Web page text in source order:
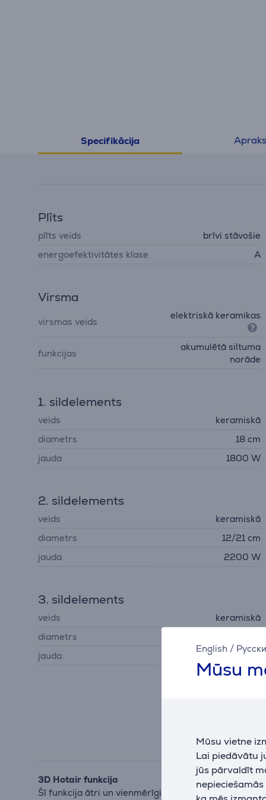
English /
Mūsu
Mūsu vietne
Lai piedāvātu
jūs pārvaldīt
Specifikācija
Plīts
plīts veids
brīvi stāvošie
energoefektivitātes klase
A
Virsma
virsmas veids
elektriskā keramikas
funkcijas
akumulētā siltuma
norāde
1. sildelements
veids
keramiskā
diametrs
18 cm
jauda
1800 W
2. sildelements
veids
keramiskā
diametrs
12/21 cm
jauda
2200 W
3. sildelements
veids
keramiskā
diametrs
jauda
2400 W
3D Hotair funkcija
Šī funkcija ātri un vienmērīgi sadala siltumu visā